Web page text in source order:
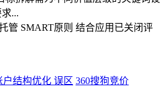
...
管 SMART原则 结合应用 已关闭评
360搜狗竞价